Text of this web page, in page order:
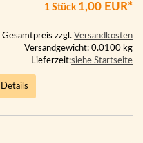
1 Stück 1,00 EUR*
Gesamtpreis zzgl. Versandkosten
Versandgewicht: 0.0100 kg
Lieferzeit:siehe Startseite
Details